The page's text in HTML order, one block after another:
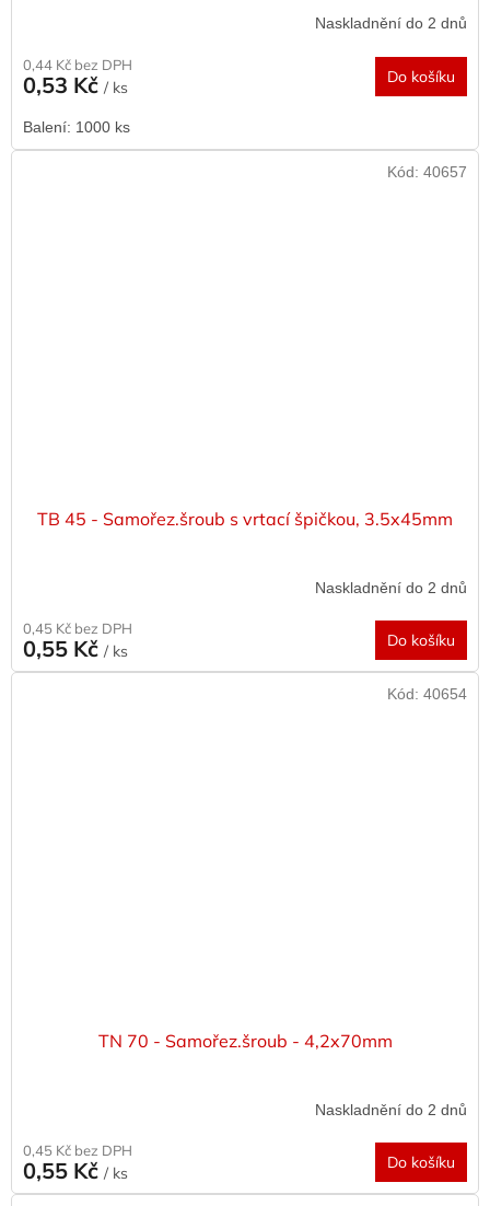
Naskladnění do 2 dnů
0,44 Kč bez DPH
0,53 Kč / ks
Do košíku
Balení: 1000 ks
TB 45 - Samořez.šroub s vrtací špičkou, 3.5x45mm
Naskladnění do 2 dnů
0,45 Kč bez DPH
0,55 Kč / ks
Do košíku
Kód: 40657
TN 70 - Samořez.šroub - 4,2x70mm
Naskladnění do 2 dnů
0,45 Kč bez DPH
0,55 Kč / ks
Do košíku
Kód: 40654